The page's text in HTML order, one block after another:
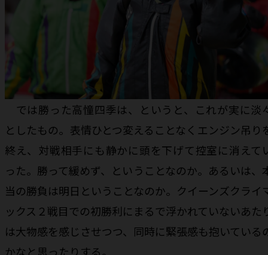
では勝った高憧四季は、というと、これが実に淡
としたもの。表情ひとつ変えることなくエンジン吊り
終え、対戦相手にも静かに頭を下げて控室に消えて
った。勝って緩めず、ということなのか。あるいは、
当の勝負は明日ということなのか。クイーンズクライ
ックス２戦目での初勝利にまるで浮かれていないあた
は大物感を感じさせつつ、同時に緊張感も抱いている
かなと思ったりする。